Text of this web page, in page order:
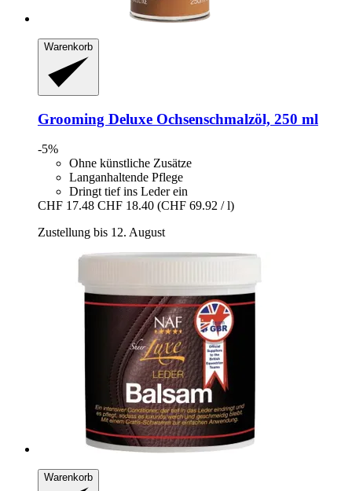
Warenkorb
Grooming Deluxe Ochsenschmalzöl, 250 ml
-5%
Ohne künstliche Zusätze
Langanhaltende Pflege
Dringt tief ins Leder ein
CHF 17.48 CHF 18.40 (CHF 69.92 / l)
Zustellung bis 12. August
Warenkorb